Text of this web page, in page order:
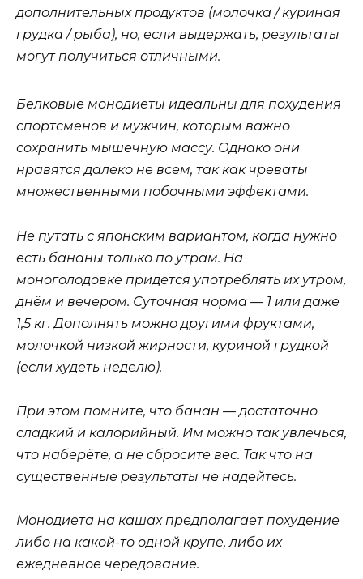
дополнительных продуктов (молочка / куриная
грудка / рыба), но, если выдержать, результаты
могут получиться отличными.
Белковые монодиеты идеальны для похудения
спортсменов и мужчин, которым важно
сохранить мышечную массу. Однако они
нравятся далеко не всем, так как чреваты
множественными побочными эффектами.
Не путать с японским вариантом, когда нужно
есть бананы только по утрам. На
моноголодовке придётся употреблять их утром,
днём и вечером. Суточная норма — 1 или даже
1,5 кг. Дополнять можно другими фруктами,
молочкой низкой жирности, куриной грудкой
(если худеть неделю).
При этом помните, что банан — достаточно
сладкий и калорийный. Им можно так увлечься,
что наберёте, а не сбросите вес. Так что на
существенные результаты не надейтесь.
Монодиета на кашах предполагает похудение
либо на какой-то одной крупе, либо их
ежедневное чередование.